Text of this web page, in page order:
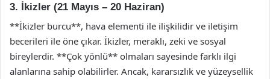
3. İkizler (21 Mayıs – 20 Haziran)
**İkizler burcu**, hava elementi ile ilişkilidir ve iletişim
becerileri ile öne çıkar. İkizler, meraklı, zeki ve sosyal
bireylerdir. **Çok yönlü** olmaları sayesinde farklı ilgi
alanlarına sahip olabilirler. Ancak, kararsızlık ve yüzeysellik